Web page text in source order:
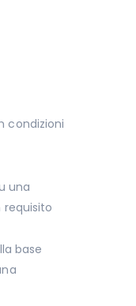
condizioni
una
base